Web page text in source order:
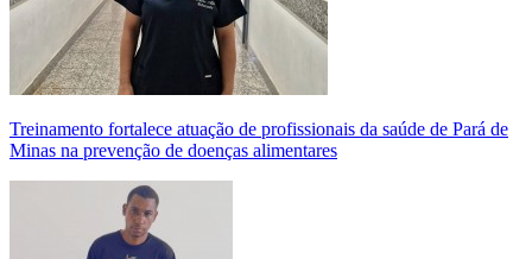
Treinamento fortalece atuação de profissionais da saúde de Pará de
Minas na prevenção de doenças alimentares